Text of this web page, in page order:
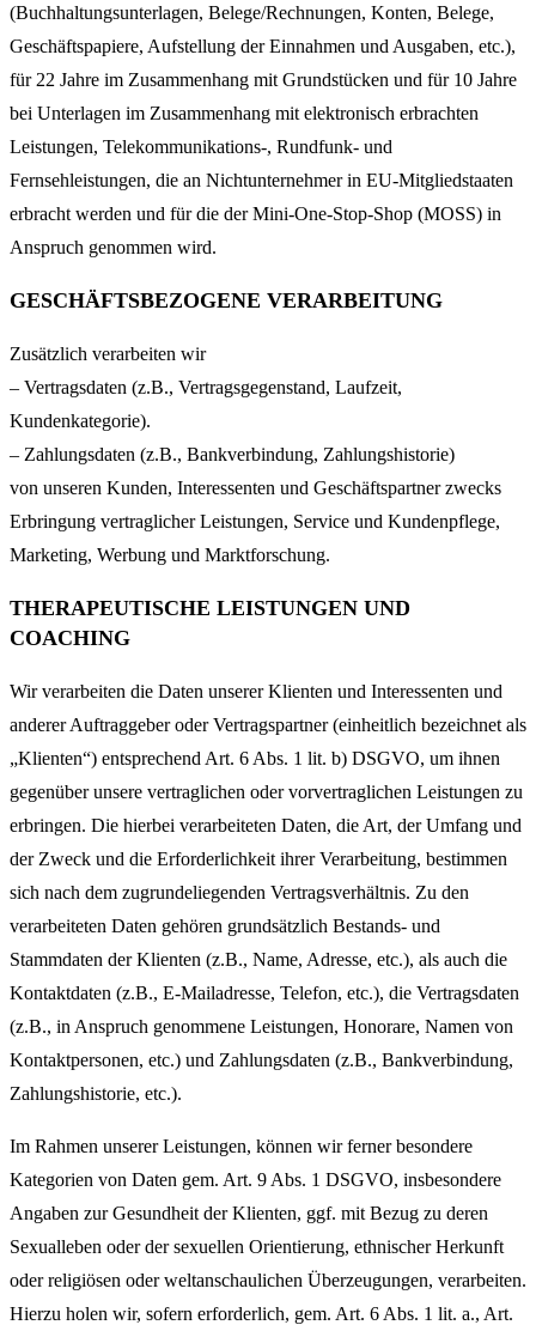
(Buchhaltungsunterlagen, Belege/Rechnungen, Konten, Belege,
Geschäftspapiere, Aufstellung der Einnahmen und Ausgaben, etc.),
für 22 Jahre im Zusammenhang mit Grundstücken und für 10 Jahre
bei Unterlagen im Zusammenhang mit elektronisch erbrachten
Leistungen, Telekommunikations-, Rundfunk- und
Fernsehleistungen, die an Nichtunternehmer in EU-Mitgliedstaaten
erbracht werden und für die der Mini-One-Stop-Shop (MOSS) in
Anspruch genommen wird.
GESCHÄFTSBEZOGENE VERARBEITUNG
Zusätzlich verarbeiten wir
– Vertragsdaten (z.B., Vertragsgegenstand, Laufzeit,
Kundenkategorie).
– Zahlungsdaten (z.B., Bankverbindung, Zahlungshistorie)
von unseren Kunden, Interessenten und Geschäftspartner zwecks
Erbringung vertraglicher Leistungen, Service und Kundenpflege,
Marketing, Werbung und Marktforschung.
THERAPEUTISCHE LEISTUNGEN UND
COACHING
Wir verarbeiten die Daten unserer Klienten und Interessenten und
anderer Auftraggeber oder Vertragspartner (einheitlich bezeichnet als
„Klienten“) entsprechend Art. 6 Abs. 1 lit. b) DSGVO, um ihnen
gegenüber unsere vertraglichen oder vorvertraglichen Leistungen zu
erbringen. Die hierbei verarbeiteten Daten, die Art, der Umfang und
der Zweck und die Erforderlichkeit ihrer Verarbeitung, bestimmen
sich nach dem zugrundeliegenden Vertragsverhältnis. Zu den
verarbeiteten Daten gehören grundsätzlich Bestands- und
Stammdaten der Klienten (z.B., Name, Adresse, etc.), als auch die
Kontaktdaten (z.B., E-Mailadresse, Telefon, etc.), die Vertragsdaten
(z.B., in Anspruch genommene Leistungen, Honorare, Namen von
Kontaktpersonen, etc.) und Zahlungsdaten (z.B., Bankverbindung,
Zahlungshistorie, etc.).
Im Rahmen unserer Leistungen, können wir ferner besondere
Kategorien von Daten gem. Art. 9 Abs. 1 DSGVO, insbesondere
Angaben zur Gesundheit der Klienten, ggf. mit Bezug zu deren
Sexualleben oder der sexuellen Orientierung, ethnischer Herkunft
oder religiösen oder weltanschaulichen Überzeugungen, verarbeiten.
Hierzu holen wir, sofern erforderlich, gem. Art. 6 Abs. 1 lit. a., Art.